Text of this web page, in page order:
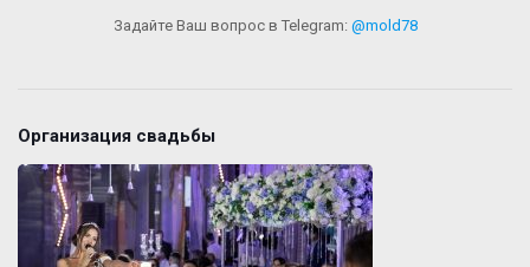
Задайте Ваш вопрос в Telegram: @mold78
Организация свадьбы